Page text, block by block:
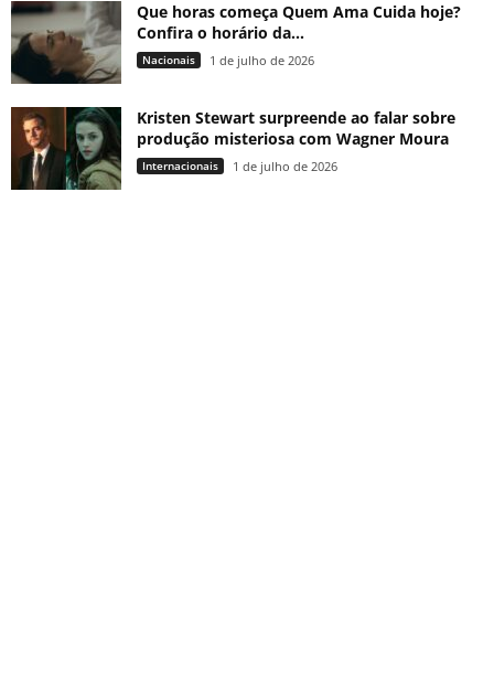
Que horas começa Quem Ama Cuida hoje?
Confira o horário da...
Nacionais 1 de julho de 2026
Kristen Stewart surpreende ao falar sobre
produção misteriosa com Wagner Moura
Internacionais 1 de julho de 2026